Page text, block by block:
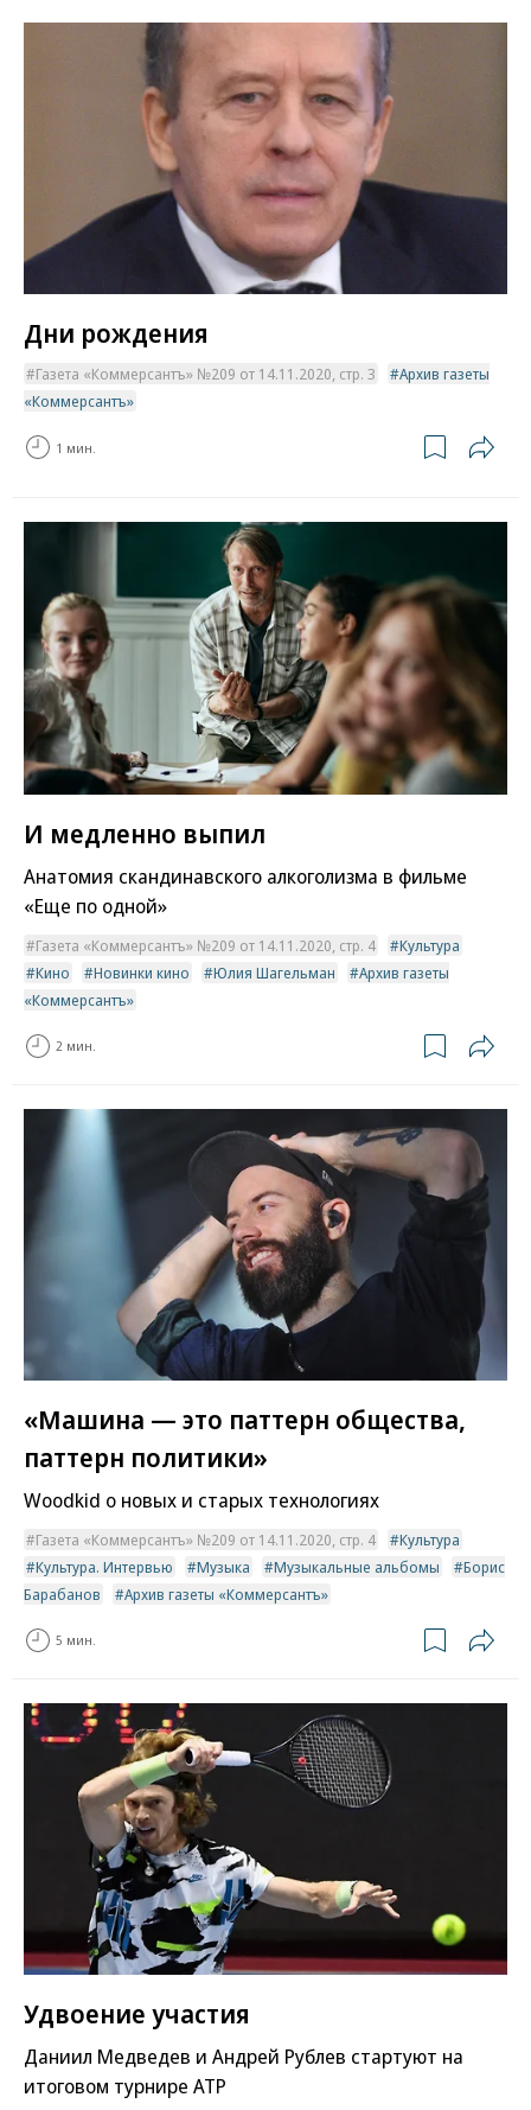
Дни рождения
Газета «Коммерсантъ» №209 от 14.11.2020, стр. 3
Архив газеты
«Коммерсантъ»
1 мин.
И медленно выпил
Анатомия скандинавского алкоголизма в фильме
«Еще по одной»
Газета «Коммерсантъ» №209 от 14.11.2020, стр. 4
Культура
Кино
Новинки кино Юлия Шагельман
Архив газеты
«Коммерсантъ»
2 мин.
«Машина — это паттерн общества,
паттерн политики»
Woodkid о новых и старых технологиях
Газета «Коммерсантъ» №209 от 14.11.2020, стр. 4
Культура
Культура. Интервью
Музыка Музыкальные альбомы
Борис
Барабанов
Архив газеты «Коммерсантъ»
5 мин.
Удвоение участия
Даниил Медведев и Андрей Рублев стартуют на
итоговом турнире ATP